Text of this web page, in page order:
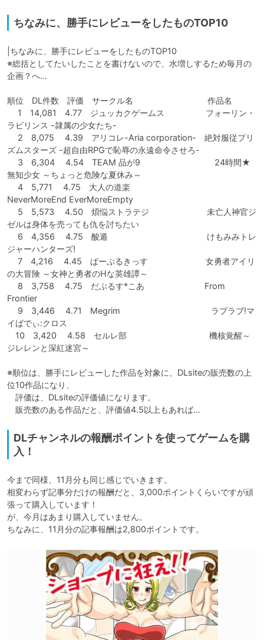
ちなみに、勝手にレビューをしたものTOP10
|ちなみに、勝手にレビューをしたものTOP10
※総括としてたいしたことを書けないので、水増しするため毎月の
企画？へ…
順位　DL件数　評価　サークル名　　　　　　　　　作品名
1　14,081　4.77　ジュッカクゲームス　　　　　フォーリン・
ラビリンス -隷属の少女たち-
2　8,075 　4.39　アリコレ-Aria corporation-　絶対服従プリ
ズムスターズ -超自由RPGで恥辱の永遠命令させろ-
3　6,304 　4.54　TEAM 品が9　　　　　　　　　24時間★
無知少女 ～ちょっと危険な夏休み～
4　5,771 　4.75　大人の道楽
NeverMoreEnd EverMoreEmpty
5　5,573 　4.50　煩悩ストラテジ　　　　　　　未亡人神官ジ
ゼルは身体を売っても仇を討ちたい
6　4,356 　4.75　酸遁　　　　　　　　　　　　けもみみトレ
ジャーハンターズ!
7　4,216 　4.45　ぱーぷるきっす　　　　　　　女勇者アイリ
の大冒険 ～女神と勇者のHな英雄譚～
8　3,758 　4.75　だぶるす*こあ 　　　　　　　From
Frontier
9　3,446 　4.71　Megrim　　　　　　　　　　　ラブラブ!マ
イばでぃ:クロス
10　3,420 　4.58　セルレ部　　　　　　　　　　機核覚醒～
ジレレンと深紅迷宮～
※順位は、勝手にレビューした作品を対象に、DLsiteの販売数の上
位10作品になり、
評価は、DLsiteの評価値になります。
販売数のある作品だと、評価値4.5以上もあれば…
DLチャンネルの報酬ポイントを使ってゲームを購
入！
今まで同様、11月分も同じ感じでいきます。
相変わらず記事分だけの報酬だと、3,000ポイントくらいですが頑
張って購入しています！
が、今月はあまり購入していません。
ちなみに、11月分の記事報酬は2,800ポイントです。